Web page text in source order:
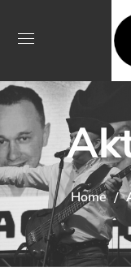
Home